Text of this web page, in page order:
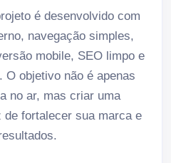
é desenvolvido com
navegação simples,
mobile, SEO limpo e
O objetivo não é apenas
no ar, mas criar uma
de fortalecer sua marca e